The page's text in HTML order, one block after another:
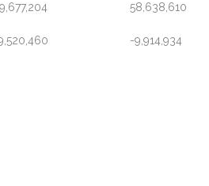
58,638,610
-9,914,934